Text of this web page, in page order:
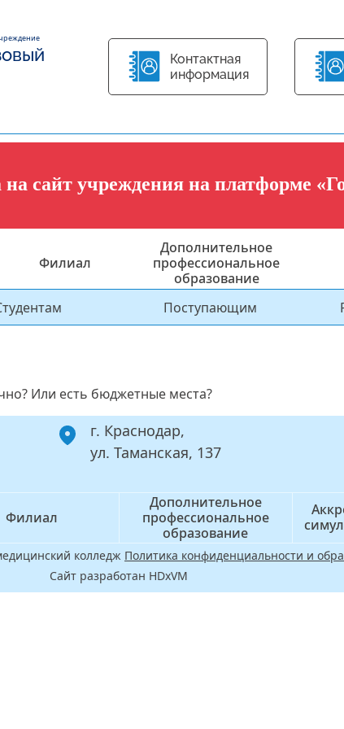
Контактная
информация
сайт учреждения на платформе
Филиал
Дополнительное
профессиональное
образование
Поступающим
Или есть бюджетные места?
г. Краснодар,
ул. Таманская, 137
Филиал
Дополнительное
профессиональное
образование
колледж Политика конфиденциальности и
Сайт разработан HDxVM